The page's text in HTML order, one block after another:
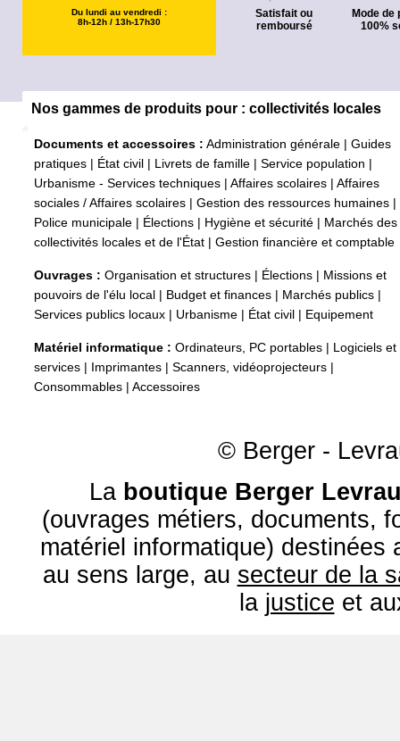
Du lundi au vendredi :
8h-12h / 13h-17h30
Satisfait ou
remboursé
Mode de
100%
Nos gammes de produits pour : collectivités locales
Documents et accessoires : Administration générale
Guides
pratiques
État civil Livrets de famille Service population
Urbanisme - Services techniques
Affaires scolaires
Affaires
sociales / Affaires scolaires
Gestion des ressources humaines
Police municipale
Élections Hygiène et sécurité
Marchés des
collectivités locales et de l'État
Gestion financière et comptable
Ouvrages : Organisation et structures Élections
Missions et
pouvoirs de l'élu local
Budget et finances Marchés publics
Services publics locaux
Urbanisme État civil Equipement
Matériel informatique : Ordinateurs, PC portables
Logiciels et
services
Imprimantes Scanners, vidéoprojecteurs
Consommables
Accessoires
© Berger -
La boutique Berger
(ouvrages métiers, documents,
matériel informatique) destinées
au sens large, au secteur de la
la justice et